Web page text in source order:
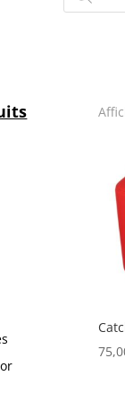
produits